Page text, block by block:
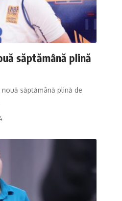
săptămână plină
săptămână plină de